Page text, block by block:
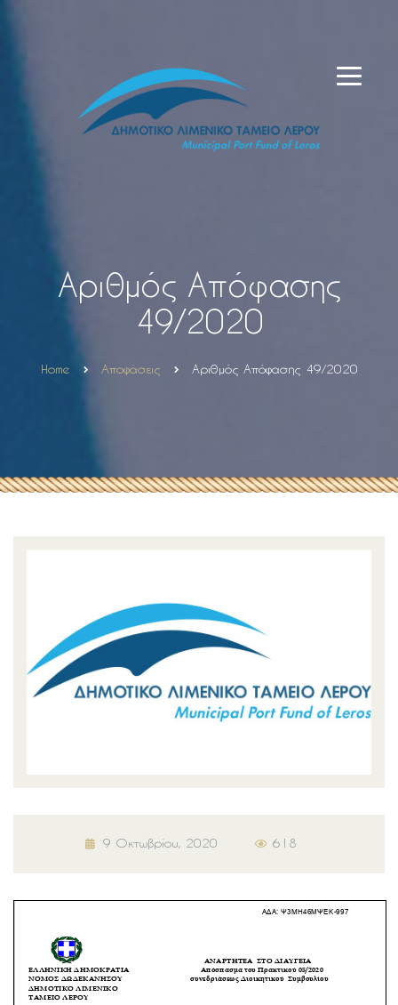
Αριθμός Απόφασης
49/2020
Home Αποφάσεις Αριθμός Απόφασης 49/2020
9 Οκτωβρίου, 2020 618